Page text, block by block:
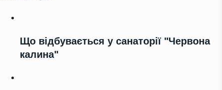
Що відбувається у санаторії "Червона
калина"